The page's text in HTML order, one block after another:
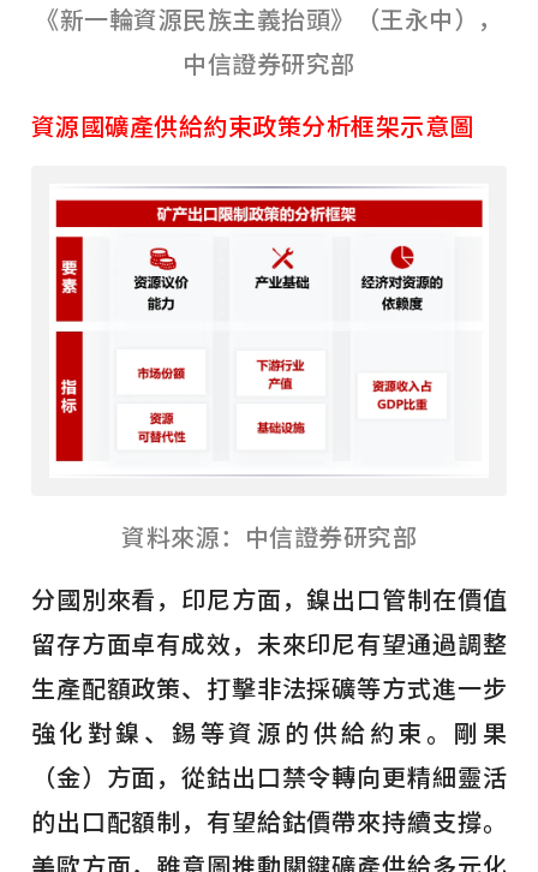
《新一輪資源民族主義抬頭》（王永中），
中信證券研究部
資源國礦產供給約束政策分析框架示意圖
資料來源：中信證券研究部
分國別來看，印尼方面，鎳出口管制在價值
留存方面卓有成效，未來印尼有望通過調整
生產配額政策、打擊非法採礦等方式進一步
強化對鎳、錫等資源的供給約束。剛果
（金）方面，從鈷出口禁令轉向更精細靈活
的出口配額制，有望給鈷價帶來持續支撐。